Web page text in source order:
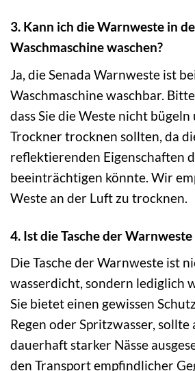
3. Kann ich die Warnweste in
Waschmaschine waschen?
Ja, die Senada Warnweste ist
Waschmaschine waschbar.
dass Sie die Weste nicht
Trockner trocknen sollten, da
reflektierenden Eigenschaften
beeinträchtigen könnte. Wir
Weste an der Luft zu trocknen.
4. Ist die Tasche der
Die Tasche der Warnweste ist
wasserdicht, sondern lediglich
Sie bietet einen gewissen
Regen oder Spritzwasser,
dauerhaft starker Nässe
den Transport empfindlicher